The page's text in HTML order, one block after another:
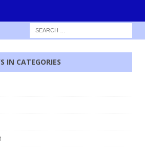
IN CATEGORIES